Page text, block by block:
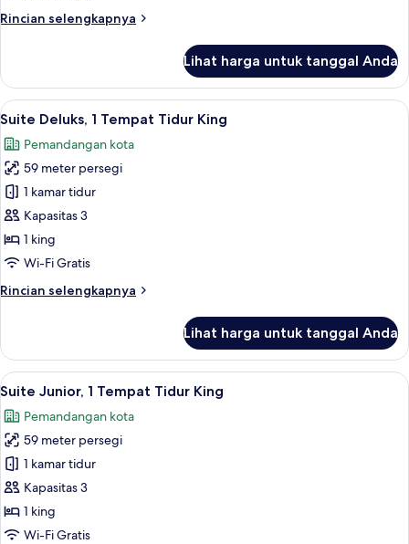
Rincian selengkapnya
Rincian
Kamar,
Tempat
King
Lihat harga untuk tanggal Anda
Lihat
semua
foto
untuk
Suite
Deluks,
1
Tempat
King
Suite Deluks, 1 Tempat Tidur King |
13
Suite Deluks, 1 Tempat Tidur King
Pemandangan kota
59 meter persegi
1 kamar tidur
Kapasitas 3
1 king
Wi-Fi Gratis
Rincian selengkapnya
Rincian
Suite
Deluks,
1
Tidur
King
Lihat harga untuk tanggal Anda
Lihat
semua
foto
untuk
Suite
Junior,
1
Tempat
Suite Junior, 1 Tempat Tidur King |
12
Suite Junior, 1 Tempat Tidur King
Pemandangan kota
59 meter persegi
1 kamar tidur
Kapasitas 3
1 king
Wi-Fi Gratis